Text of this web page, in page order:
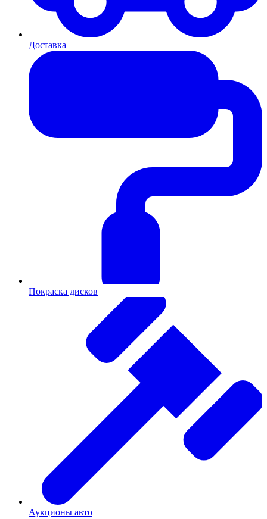
Доставка
Покраска дисков
Аукционы авто